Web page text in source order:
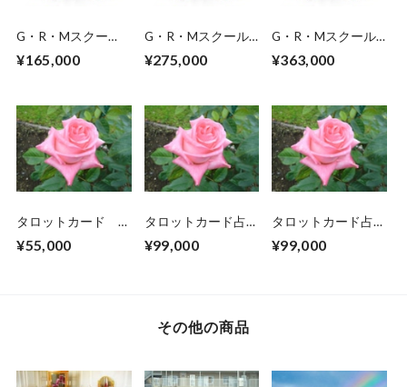
G・R・Mスクー
ス受講参加申し込み
¥165,000
G・R・Mスクール
受講参加申し込みチ
者）
¥275,000
G・R・Mスクール
参加申し込みチケッ
¥363,000
タロットカード 占
ード講座受講者限
¥55,000
タロットカード占い
大アルカナコース受
¥99,000
タロットカード占い
小アルカナコース受
¥99,000
その他の商品